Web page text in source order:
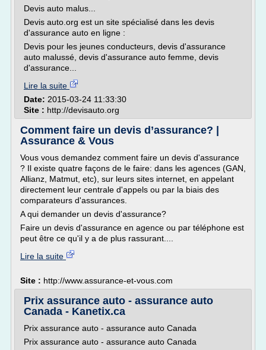
Devis auto malus...
Devis auto.org est un site spécialisé dans les devis
d'assurance auto en ligne :
Devis pour les jeunes conducteurs, devis d'assurance
auto malussé, devis d'assurance auto femme, devis
d'assurance...
Lire la suite
Date: 2015-03-24 11:33:30
Site : http://devisauto.org
Comment faire un devis d’assurance? |
Assurance & Vous
Vous vous demandez comment faire un devis d'assurance
? Il existe quatre façons de le faire: dans les agences (GAN,
Allianz, Matmut, etc), sur leurs sites internet, en appelant
directement leur centrale d'appels ou par la biais des
comparateurs d'assurances.
A qui demander un devis d'assurance?
Faire un devis d'assurance en agence ou par téléphone est
peut être ce qu'il y a de plus rassurant....
Lire la suite
Site : http://www.assurance-et-vous.com
Prix assurance auto - assurance auto
Canada - Kanetix.ca
Prix assurance auto - assurance auto Canada
Prix assurance auto - assurance auto Canada